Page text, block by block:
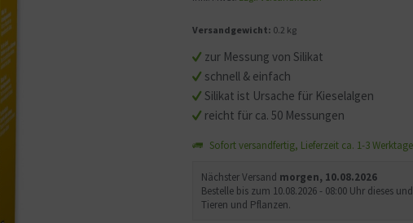
zur Messung von Silikat
schnell & einfach
Silikat ist Ursache für Kieselalgen
reicht für ca. 50 Messungen
Versandgewicht: 0.2 kg
Sofort versandfertig, Lieferzeit ca. 1-3
Nächster Versand morgen, 10.08.2026
Bestelle bis zum 10.08.2026 - 08:00 Uhr dieses
Tieren und Pflanzen.